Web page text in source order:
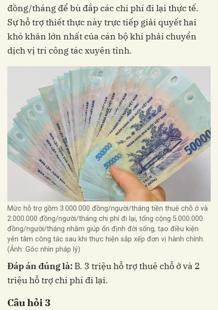
đồng/tháng để bù đắp các chi phí đi lại thực tế.
Sự hỗ trợ thiết thực này trực tiếp giải quyết hai
khó khăn lớn nhất của cán bộ khi phải chuyển
dịch vị trí công tác xuyên tỉnh.
Mức hỗ trợ gồm 3.000.000 đồng/người/tháng tiền thuê chỗ ở và
2.000.000 đồng/người/tháng chi phí đi lại, tổng cộng 5.000.000
đồng/người/tháng nhằm giúp ổn định đời sống, tạo điều kiện
yên tâm công tác sau khi thực hiện sắp xếp đơn vị hành chính.
(Ảnh: Góc nhìn pháp lý)
Đáp án đúng là: B. 3 triệu hỗ trợ thuê chỗ ở và 2
triệu hỗ trợ chi phí đi lại.
Câu hỏi 3